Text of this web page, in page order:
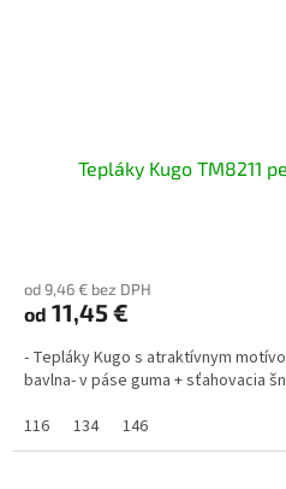
Tepláky Kugo TM8211
od 9,46 € bez DPH
od 11,45 €
- Tepláky Kugo s atraktívnym
bavlna- v páse guma + sťahovacia
116
134 146